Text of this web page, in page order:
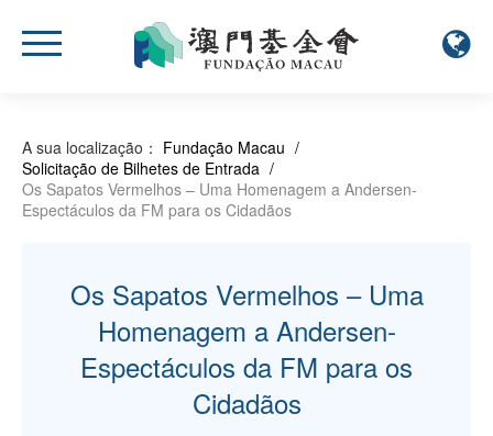
A sua localização： Fundação Macau /
Solicitação de Bilhetes de Entrada /
Os Sapatos Vermelhos – Uma Homenagem a Andersen-
Espectáculos da FM para os Cidadãos
Os Sapatos Vermelhos – Uma
Homenagem a Andersen-
Espectáculos da FM para os
Cidadãos